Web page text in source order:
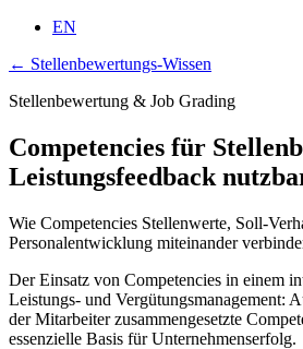
EN
← Stellenbewertungs-Wissen
Stellenbewertung & Job Grading
Competencies für
Leistungsfeedback
Wie Competencies Stellenwerte, Soll-
Personalentwicklung miteinander
Der Einsatz von Competencies in einem
Leistungs- und Vergütungsmanagement:
der Mitarbeiter zusammengesetzte
essenzielle Basis für Unternehmenserfolg.